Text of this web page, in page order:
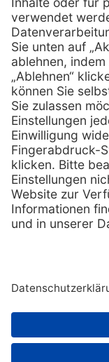
E-Mail:
Services
Fernwartung
Vorteile
Eigenmarke
Leasing
Techn.
Kataloge